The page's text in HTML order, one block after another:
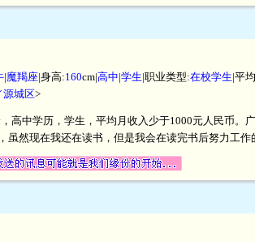
|魔羯座|身高:160cm|高中|学生|职业类型:在校学生|平
源城区>
高中学历，学生，平均月收入少于1000元人民币。
虽然现在我还在读书，但是我会在读完书后努力工作